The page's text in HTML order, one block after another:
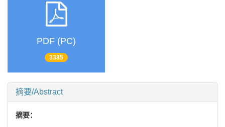
PDF (PC)
3385
摘要/Abstract
摘要：